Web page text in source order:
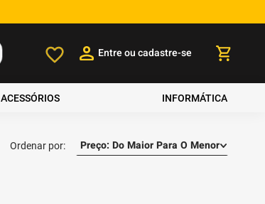
Entre ou cadastre-se
ACESSÓRIOS INFORMÁTICA
Preço: Do Maior Para O Menor